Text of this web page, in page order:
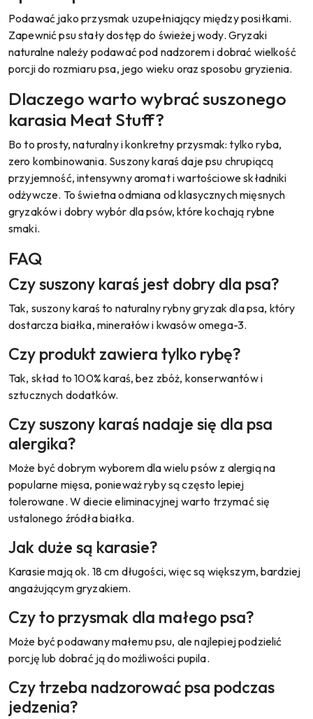
Podawać jako przysmak uzupełniający między posiłkami.
Zapewnić psu stały dostęp do świeżej wody. Gryzaki
naturalne należy podawać pod nadzorem i dobrać wielkość
porcji do rozmiaru psa, jego wieku oraz sposobu gryzienia.
Dlaczego warto wybrać suszonego
karasia Meat Stuff?
Bo to prosty, naturalny i konkretny przysmak: tylko ryba,
zero kombinowania. Suszony karaś daje psu chrupiącą
przyjemność, intensywny aromat i wartościowe składniki
odżywcze. To świetna odmiana od klasycznych mięsnych
gryzaków i dobry wybór dla psów, które kochają rybne
smaki.
FAQ
Czy suszony karaś jest dobry dla psa?
Tak, suszony karaś to naturalny rybny gryzak dla psa, który
dostarcza białka, minerałów i kwasów omega-3.
Czy produkt zawiera tylko rybę?
Tak, skład to 100% karaś, bez zbóż, konserwantów i
sztucznych dodatków.
Czy suszony karaś nadaje się dla psa
alergika?
Może być dobrym wyborem dla wielu psów z alergią na
popularne mięsa, ponieważ ryby są często lepiej
tolerowane. W diecie eliminacyjnej warto trzymać się
ustalonego źródła białka.
Jak duże są karasie?
Karasie mają ok. 18 cm długości, więc są większym, bardziej
angażującym gryzakiem.
Czy to przysmak dla małego psa?
Może być podawany małemu psu, ale najlepiej podzielić
porcję lub dobrać ją do możliwości pupila.
Czy trzeba nadzorować psa podczas
jedzenia?